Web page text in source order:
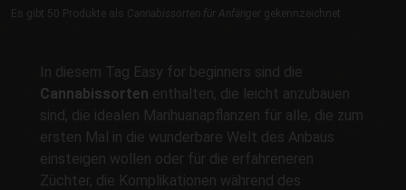
Es gibt 50 Produkte als Cannabissorten für Anfänger gekennzeichnet
In diesem Tag Easy for beginners sind die
Cannabissorten enthalten, die leicht anzubauen
sind, die idealen Marihuanapflanzen für alle, die zum
ersten Mal in die wunderbare Welt des Anbaus
einsteigen wollen oder für die erfahreneren
Züchter, die Komplikationen während des